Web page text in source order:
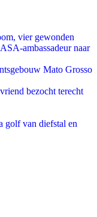
vier gewonden
ambassadeur naar
Mato Grosso
bezocht terecht
golf van diefstal en